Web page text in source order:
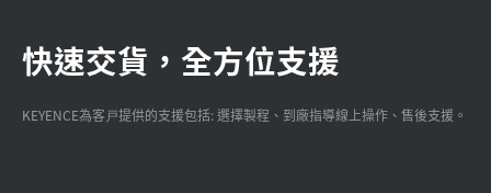
快速交貨，全方位支援
KEYENCE為客戸提供的支援包括: 選擇製程、到廠指導線上操作、售後支援。